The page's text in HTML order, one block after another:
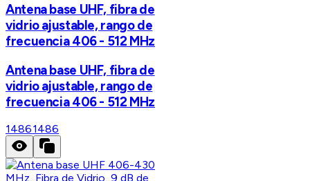
Antena base UHF, fibra de
vidrio ajustable, rango de
frecuencia 406 - 512 MHz
Antena base UHF, fibra de
vidrio ajustable, rango de
frecuencia 406 - 512 MHz
14861486